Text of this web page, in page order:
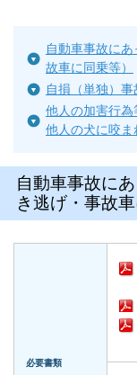
自動車事故に
故車に同乗等）
自損（単独）事
他人の加害行為
他人の犬に咬ま
自動車事故に
き逃げ・事故車
必要書類